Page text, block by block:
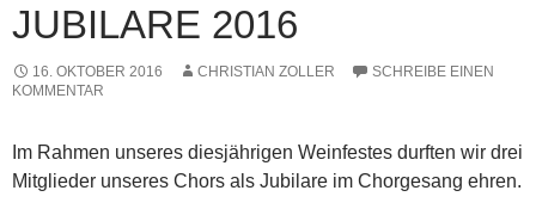
JUBILARE 2016
16. OKTOBER 2016 CHRISTIAN ZOLLER
SCHREIBE EINEN
KOMMENTAR
Im Rahmen unseres diesjährigen Weinfestes durften wir drei
Mitglieder unseres Chors als Jubilare im Chorgesang ehren.